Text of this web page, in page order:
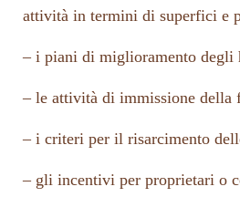
attività in termini di superfici e
– i piani di miglioramento degli
– le attività di immissione della
– i criteri per il risarcimento
– gli incentivi per proprietari o